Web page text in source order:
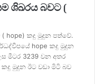
ශිඛරය බවට (
hope) කදු මුදුන පත්වේ.
hope කදු මුදුන
මීටර 3239 වන අතර
මුදුන ඊට වඩා මිටි බව